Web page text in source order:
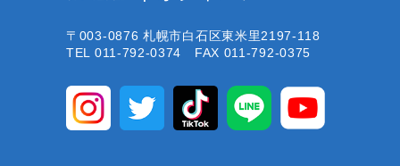
〒003-0876 札幌市白石区東米里2197-118
TEL 011-792-0374 FAX 011-792-0375